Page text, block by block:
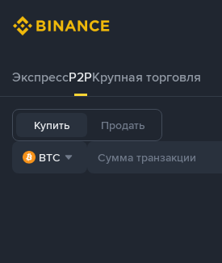
ЭкспрессP2PКрупная торговля
Купить Продать
BTC